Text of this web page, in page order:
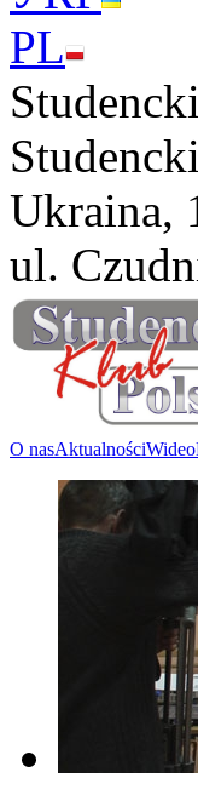
PL
Ukraina,
ul.
O nasAktualnościWideo